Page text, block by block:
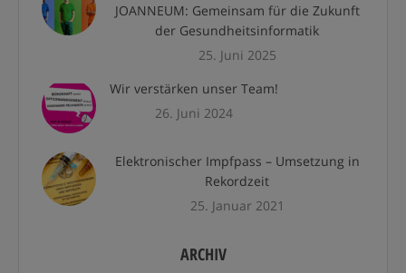
JOANNEUM: Gemeinsam für die Zukunft
der Gesundheitsinformatik
25. Juni 2025
Wir verstärken unser Team!
26. Juni 2024
Elektronischer Impfpass – Umsetzung in
Rekordzeit
25. Januar 2021
ARCHIV